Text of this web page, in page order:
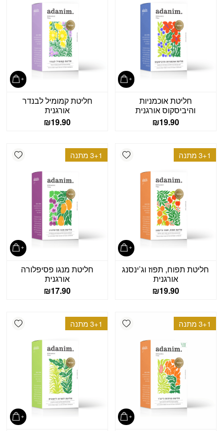
חליטת אוכמניות
והיביסקוס אורגנית
₪19.90
חליטת קמומיל לבנדר
אורגנית
₪19.90
Add wishlist 3+1 מתנה
חליטת תפוח, תפוז וג’ינסנג
אורגנית
₪19.90
3+1 מתנה
חליטת מנגו פסיפלורה
אורגנית
₪17.90
Add wishlist 3+1 מתנה 3+1 מתנה